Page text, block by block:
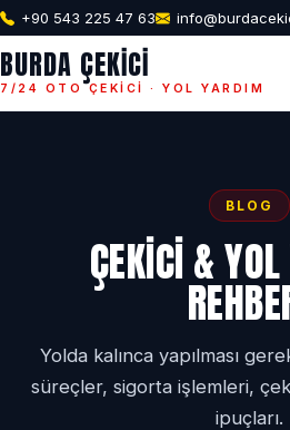
+90 543 225 47 63
BURDA ÇEKICI
7/24 OTO ÇEKICI · YOL YARDIM
BLOG
ÇEKICI &
Yolda kalınca yapılması
süreçler, sigorta işlemleri,
ipuçları.